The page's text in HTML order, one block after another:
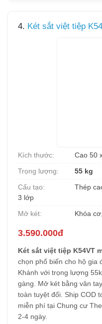
4. Két sắt việt tiệp
Kích thước:
Cao 50
Trọng lượng:
55 kg
Cấu tạo:
Thép
3 lớp
Mở két:
Khóa
3.590.000đ
Két sắt việt tiệp K54VT
chọn phổ biến cho hộ gia
Khánh với trọng lượng
gàng. Mở két bằng vân
toàn tuyệt đối. Ship COD
miễn phí tại Chung cư
2-4 ngày.